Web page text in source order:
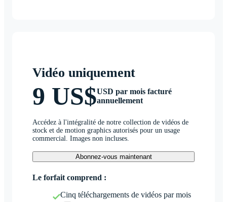
Vidéo uniquement
9 US$USD par mois facturé
annuellement
Accédez à l'intégralité de notre collection de vidéos de
stock et de motion graphics autorisés pour un usage
commercial. Images non incluses.
Abonnez-vous maintenant
Le forfait comprend :
Cinq téléchargements de vidéos par mois